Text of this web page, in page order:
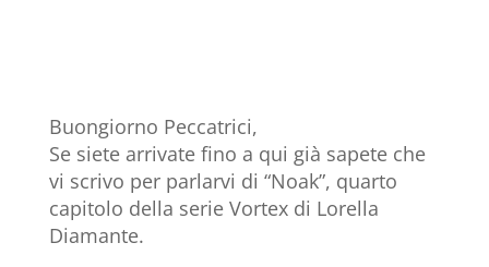
Buongiorno Peccatrici,
Se siete arrivate fino a qui già sapete che
vi scrivo per parlarvi di “Noak”, quarto
capitolo della serie Vortex di Lorella
Diamante.